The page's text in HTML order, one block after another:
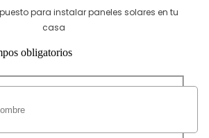
para instalar paneles solares en tu
casa
obligatorios